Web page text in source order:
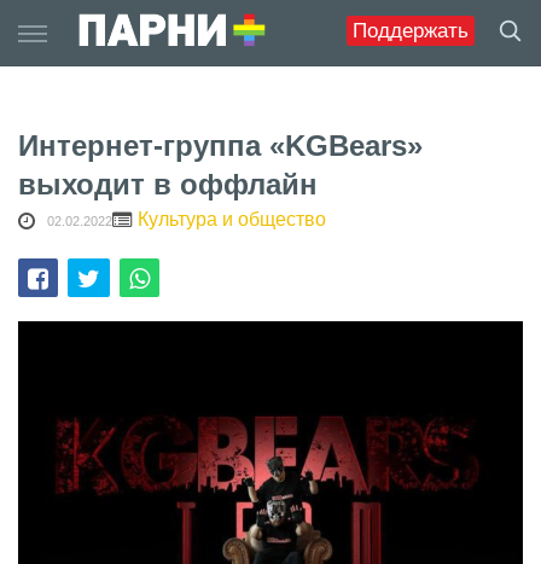
Поддержать
to
content
Интернет-группа «KGBears»
выходит в оффлайн
02.02.2022 Культура и общество